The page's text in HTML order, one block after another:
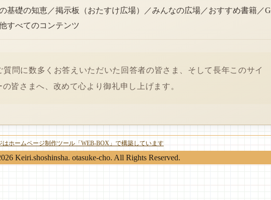
基礎の知恵／掲示板（おたすけ広場）／みんなの広場／おすすめ書籍／G
すべてのコンテンツ
問に数多くお答えいただいた回答者の皆さま、そして長年このサイ
皆さまへ、改めて心より御礼申し上げます。
はホームページ制作ツール「WEB-BOX」で構築しています
Keiri.shoshinsha. otasuke-cho. All Rights Reserved.